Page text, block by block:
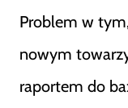
Problem w
nowym
raportem do